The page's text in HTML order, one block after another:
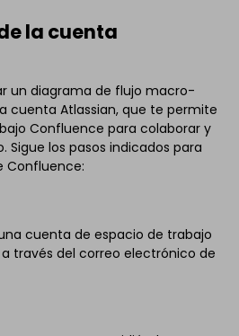
la cuenta
un diagrama de flujo macro-
cuenta Atlassian, que te permite
Confluence para colaborar y
Sigue los pasos indicados para
Confluence:
cuenta de espacio de trabajo
través del correo electrónico de